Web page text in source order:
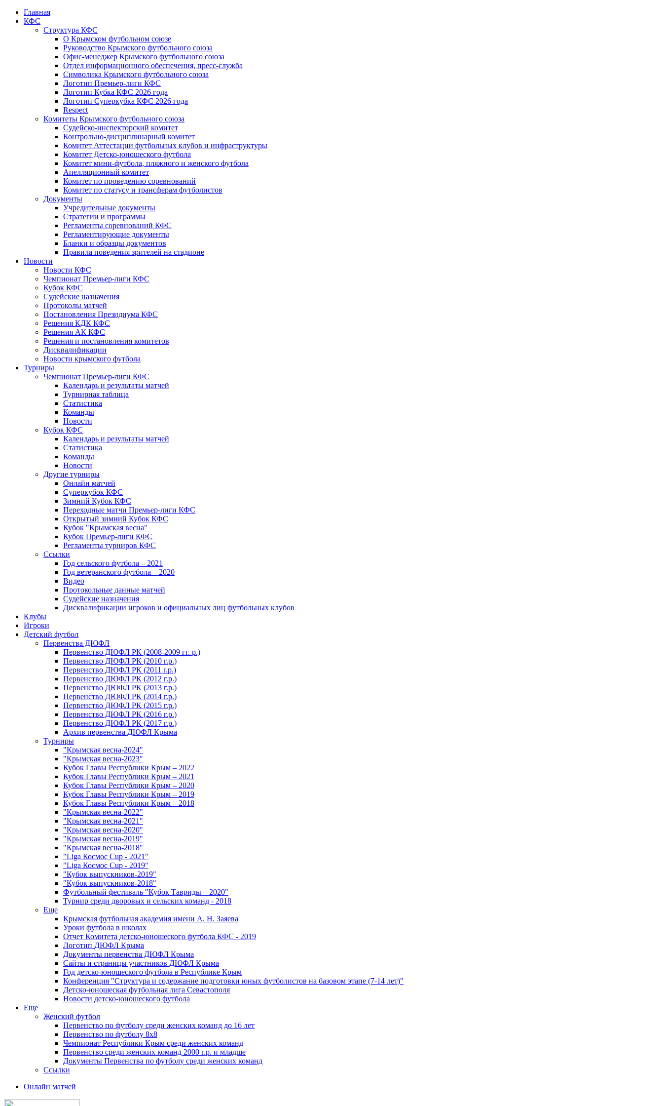
Главная
КФС
Структура КФС
О Крымском футбольном союзе
Руководство Крымского футбольного союза
Офис-менеджер Крымского футбольного союза
Отдел информационного обеспечения, пресс-служба
Символика Крымского футбольного союза
Логотип Премьер-лиги КФС
Логотип Кубка КФС 2026 года
Логотип Суперкубка КФС 2026 года
Respect
Комитеты Крымского футбольного союза
Судейско-инспекторский комитет
Контрольно-дисциплинарный комитет
Комитет Аттестации футбольных клубов и инфраструктуры
Комитет Детско-юношеского футбола
Комитет мини-футбола, пляжного и женского футбола
Апелляционный комитет
Комитет по проведению соревнований
Комитет по статусу и трансферам футболистов
Документы
Учредительные документы
Стратегии и программы
Регламенты соревнований КФС
Регламентирующие документы
Бланки и образцы документов
Правила поведения зрителей на стадионе
Новости
Новости КФС
Чемпионат Премьер-лиги КФС
Кубок КФС
Судейские назначения
Протоколы матчей
Постановления Президиума КФС
Решения КДК КФС
Решения АК КФС
Решения и постановления комитетов
Дисквалификации
Новости крымского футбола
Турниры
Чемпионат Премьер-лиги КФС
Календарь и результаты матчей
Турнирная таблица
Статистика
Команды
Новости
Кубок КФС
Календарь и результаты матчей
Статистика
Команды
Новости
Другие турниры
Онлайн матчей
Суперкубок КФС
Зимний Кубок КФС
Переходные матчи Премьер-лиги КФС
Открытый зимний Кубок КФС
Кубок "Крымская весна"
Кубок Премьер-лиги КФС
Регламенты турниров КФС
Ссылки
Год сельского футбола – 2021
Год ветеранского футбола – 2020
Видео
Протокольные данные матчей
Судейские назначения
Дисквалификации игроков и официальных лиц футбольных клубов
Клубы
Игроки
Детский футбол
Первенства ДЮФЛ
Первенство ДЮФЛ РК (2008-2009 гг. р.)
Первенство ДЮФЛ РК (2010 г.р.)
Первенство ДЮФЛ РК (2011 г.р.)
Первенство ДЮФЛ РК (2012 г.р.)
Первенство ДЮФЛ РК (2013 г.р.)
Первенство ДЮФЛ РК (2014 г.р.)
Первенство ДЮФЛ РК (2015 г.р.)
Первенство ДЮФЛ РК (2016 г.р.)
Первенство ДЮФЛ РК (2017 г.р.)
Архив первенства ДЮФЛ Крыма
Турниры
"Крымская весна-2024"
"Крымская весна-2023"
Кубок Главы Республики Крым – 2022
Кубок Главы Республики Крым – 2021
Кубок Главы Республики Крым – 2020
Кубок Главы Республики Крым – 2019
Кубок Главы Республики Крым – 2018
"Крымская весна-2022"
"Крымская весна-2021"
"Крымская весна-2020"
"Крымская весна-2019"
"Крымская весна-2018"
"Liga Космос Cup - 2021"
"Liga Космос Cup - 2019"
"Кубок выпускников-2019"
"Кубок выпускников-2018"
Футбольный фестиваль "Кубок Тавриды – 2020"
Турнир среди дворовых и сельских команд - 2018
Еще
Крымская футбольная академия имени А. Н. Заяева
Уроки футбола в школах
Отчет Комитета детско-юношеского футбола КФС - 2019
Логотип ДЮФЛ Крыма
Документы первенства ДЮФЛ Крыма
Сайты и страницы участников ДЮФЛ Крыма
Год детско-юношеского футбола в Республике Крым
Конференция "Структура и содержание подготовки юных футболистов на базовом этапе (7-14 лет)"
Детско-юношеская футбольная лига Севастополя
Новости детско-юношеского футбола
Еще
Женский футбол
Первенство по футболу среди женских команд до 16 лет
Первенство по футболу 8х8
Чемпионат Республики Крым среди женских команд
Первенство среди женских команд 2000 г.р. и младше
Документы Первенства по футболу среди женских команд
Ссылки
Онлайн матчей